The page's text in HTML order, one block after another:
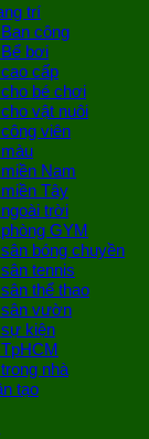
trí
công
bơi
cấp
bé chơi
vật nuôi
viên
Nam
Tây
trời
GYM
bóng chuyền
tennis
thể thao
sân vườn
kiện
nhà
tạo